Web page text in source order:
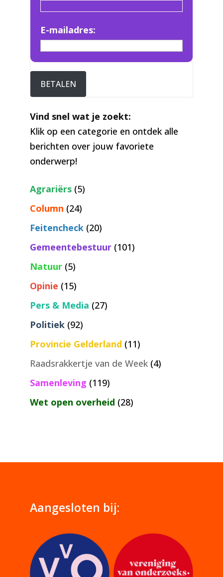
E-mailadres:
BETALEN
Vind snel wat je zoekt:
Klik op een categorie en ontdek alle
berichten over jouw favoriete
onderwerp!
Agrariërs(5)
Column (24)
Feitencheck(20)
Gemeentebestuur(101)
Natuur(5)
Opinie (15)
Pers & Media (27)
Politiek(92)
Provincie Gelderland (11)
Raadsrakkertje van de Week(4)
Samenleving (119)
Wet open overheid (28)
Aangesloten bij: